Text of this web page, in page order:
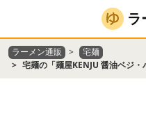
ラ
ラーメン通販
宅麺
宅麺の「麺屋KENJU 醤油ベジ